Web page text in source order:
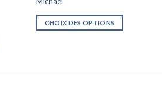
CHOIX DES OPTIONS